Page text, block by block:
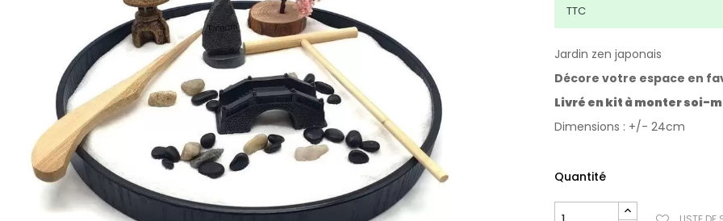
TTC
Jardin zen japonais
Décore votre espace en
Livré en kit à monter soi-
Dimensions : +/- 24cm
Quantité